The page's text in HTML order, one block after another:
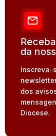
da
Inscreva-
dos
Diocese.